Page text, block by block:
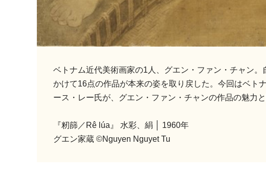
ベトナム近代美術画家の1人、グエン・ファン・チャン
かけて16点の作品が本来の姿を取り戻した。今回はベト
ース・レー氏が、グエン・ファン・チャンの作品の魅力
『籾篩／Rê lúa』 水彩、絹 │ 1960年
グエン家蔵 ©Nguyen Nguyet Tu